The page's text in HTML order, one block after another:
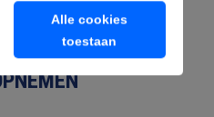
Alle cookies
toestaan